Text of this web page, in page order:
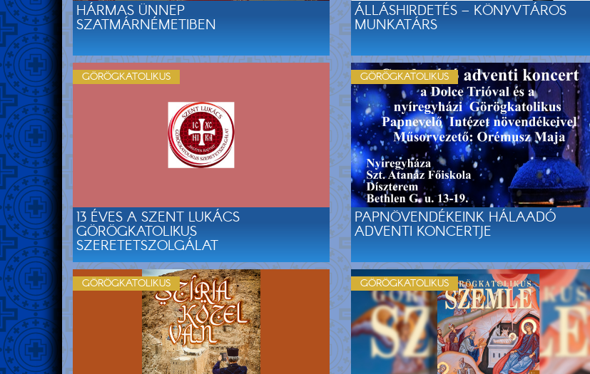
HÁRMAS ÜNNEP
SZATMÁRNÉMETIBEN
ÁLLÁSHIRDETÉS – KÖNYVTÁROS
MUNKATÁRS
13 ÉVES A SZENT LUKÁCS
GÖRÖGKATOLIKUS
SZERETETSZOLGÁLAT
GÖRÖGKATOLIKUS
PAPNÖVENDÉKEINK HÁLAADÓ
ADVENTI KONCERTJE
GÖRÖGKATOLIKUS
GÖRÖGKATOLIKUS GÖRÖGKATOLIKUS